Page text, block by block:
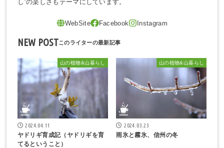
し”の楽しさもテーマにしています。
NEW POST
山の植物&山暮らし
2024.04.11
ヤドリギ育成記（ヤドリギを育
てるということ）
山の植物&山暮らし
2024.03.23
雨氷と霧氷、信州の冬